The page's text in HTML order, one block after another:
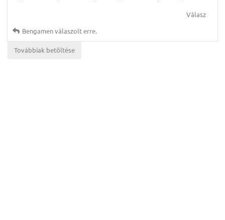
Válasz
Bengamenválaszolt erre.
Továbbiak betöltése